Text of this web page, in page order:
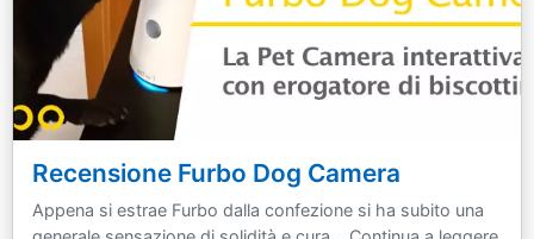
Recensione Furbo Dog Camera
Appena si estrae Furbo dalla confezione si ha subito una